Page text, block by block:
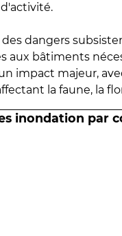
des dangers
aux bâtiments
impact majeur,
la faune, la
inondation par